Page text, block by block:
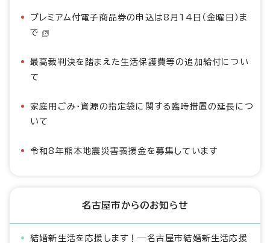
プレミアム付電子商品券の申込は8月14日（金曜日）ま
で
最高裁判決を踏まえた生活保護費等の追加給付につい
て
家庭用ごみ・資源の指定袋に関する臨時措置の延長につ
いて
令和8年熊本地震災害義援金を募集しています
名古屋市からのお知らせ
結婚新生活を応援します！―名古屋市結婚新生活応援